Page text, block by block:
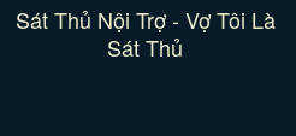
Sát Thủ Nội Trợ - Vợ Tôi Là
Sát Thủ